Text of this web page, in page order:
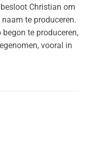
Christian om
naam te produceren.
te produceren,
vooral in